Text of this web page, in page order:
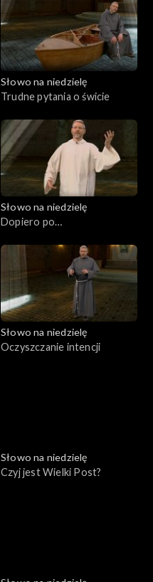
Słowo na niedzielę
Trudne pytania o świcie
Słowo na niedzielę
Dopiero po
Słowo na niedzielę
Oczyszczanie intencji
Słowo na niedzielę
Czyj jest Wielki Post?